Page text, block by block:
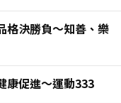
格決勝負～知善、樂
康促進～運動333